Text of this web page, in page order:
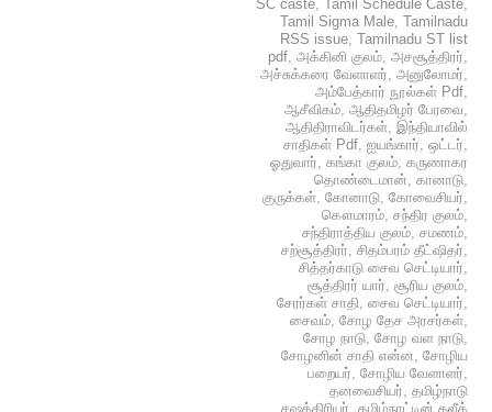
SC caste, Tamil Schedule Caste,
Tamil Sigma Male, Tamilnadu
RSS issue, Tamilnadu ST list
pdf, அக்கினி குலம், அசசூத்திரர்,
அச்சுக்கரை வேளாளர், அனுலோமர்,
அம்பேத்கார் நூல்கள் Pdf,
ஆசீவிகம், ஆதிதமிழர் பேரவை,
ஆதிதிராவிடர்கள், இந்தியாவில்
சாதிகள் Pdf, ஐயங்கார், ஒட்டர்,
ஓதுவார், கங்கா குலம், கருணாகர
தொண்டைமான், கானாடு,
குருக்கள், கோனாடு, கோவைசியர்,
கௌமாரம், சந்திர குலம்,
சந்திராத்திய குலம், சமணம்,
சற்சூத்திரர், சிதம்பரம் தீட்ஷிதர்,
சித்தர்காடு சைவ செட்டியார்,
சூத்திரர் யார், சூரிய குலம்,
சேரர்கள் சாதி, சைவ செட்டியார்,
சைவம், சோழ தேச அரசர்கள்,
சோழ நாடு, சோழ வள நாடு,
சோழனின் சாதி என்ன, சோழிய
பறையர், சோழிய வேளாளர்,
தனவைசியர், தமிழ்நாடு
சஷத்திரியர் தமிழ்நாட்டின் தலீத்